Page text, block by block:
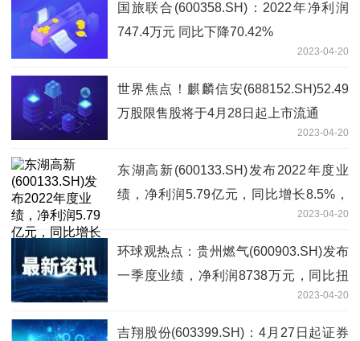
国旅联合(600358.SH)：2022年净利润
747.4万元 同比下降70.42%
2023-04-20
世界焦点！麒麟信安(688152.SH)52.49
万股限售股将于4月28日起上市流通
2023-04-20
东湖高新(600133.SH)发布2022年度业
绩，净利润5.79亿元，同比增长8.5%，
2023-04-20
环球观热点：贵州燃气(600903.SH)发布
一季度业绩，净利润8738万元，同比扭
2023-04-20
吉翔股份(603399.SH)：4月27日起证券